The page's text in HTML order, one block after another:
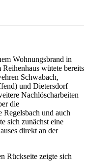
Wohnungsbrand in
wütete bereits
Schwabach,
und Dietersdorf
Nachlöscharbeiten
die
Regelsbach und auch
sich zunächst eine
direkt an der
Rückseite zeigte sich